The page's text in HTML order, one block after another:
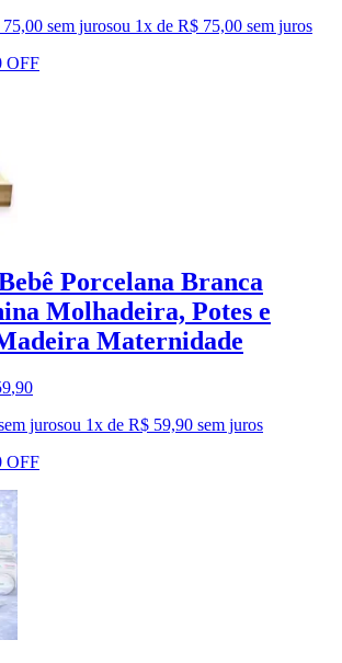
sem jurosou 1x de R$ 75,00 sem juros
OFF
Porcelana Branca
Molhadeira, Potes e
Maternidade
,90
jurosou 1x de R$ 59,90 sem juros
OFF